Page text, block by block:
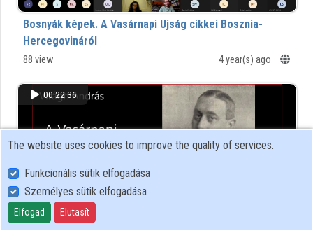
Bosnyák képek. A Vasárnapi Ujság cikkei Bosznia-
Hercegovináról
88 view 4 year(s) ago
00:22:36
The website uses cookies to improve the quality of services.
Funkcionális sütik elfogadása
Személyes sütik elfogadása
Elfogad Elutasít